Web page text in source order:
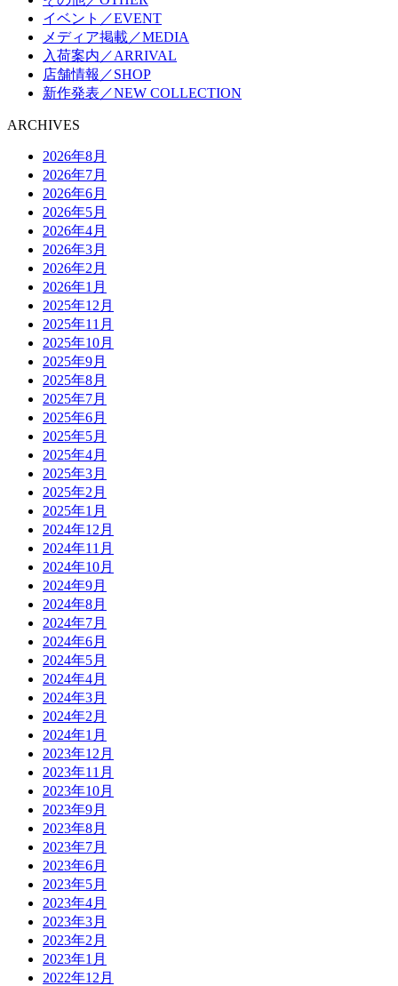
イベント／EVENT
メディア掲載／MEDIA
入荷案内／ARRIVAL
店舗情報／SHOP
新作発表／NEW COLLECTION
ARCHIVES
2026年8月
2026年7月
2026年6月
2026年5月
2026年4月
2026年3月
2026年2月
2026年1月
2025年12月
2025年11月
2025年10月
2025年9月
2025年8月
2025年7月
2025年6月
2025年5月
2025年4月
2025年3月
2025年2月
2025年1月
2024年12月
2024年11月
2024年10月
2024年9月
2024年8月
2024年7月
2024年6月
2024年5月
2024年4月
2024年3月
2024年2月
2024年1月
2023年12月
2023年11月
2023年10月
2023年9月
2023年8月
2023年7月
2023年6月
2023年5月
2023年4月
2023年3月
2023年2月
2023年1月
2022年12月